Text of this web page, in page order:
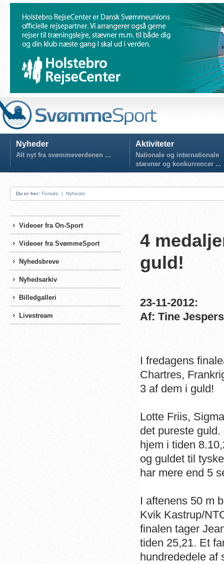
Nyheder
Alt nyt fra svømmeverdenen ...
Aktiviteter
Nationale og internationale
stævner og konkurrencer ...
Du er her: Forside | Nyheder
Videoer fra On-Sport
Videoer fra SvømmeSport
Nyhedsbreve
Nyhedsarkiv
Billedgalleri
Livestream
4
guld!
23-11-2012:
Af: Tine
I fredagens
Chartres,
3 af dem i guld!
Lotte Friis,
det pureste
hjem i tiden
og guldet til
har mere end 5
I aftenens 50 m
Kvik Kastrup/
finalen tager
tiden 25,21. Et
hundrededele af